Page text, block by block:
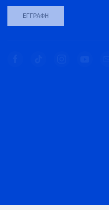
ΕΓΓΡΑΦΉ